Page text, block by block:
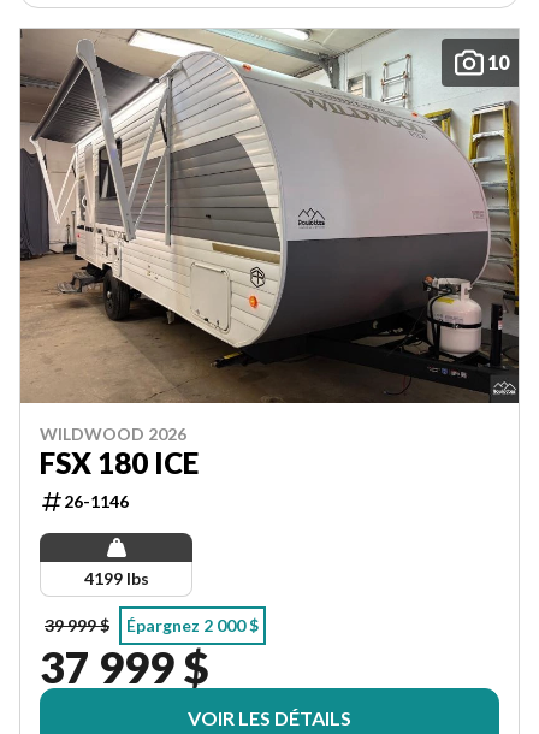
10
WILDWOOD 2026
FSX 180 ICE
26-1146
4199 lbs
39 999 $ Épargnez 2 000 $
37 999 $
VOIR LES DÉTAILS